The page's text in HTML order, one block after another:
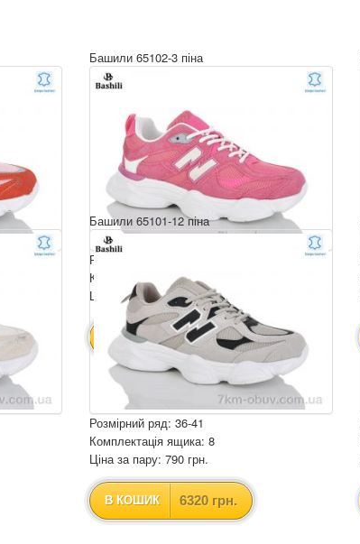
Башили 65102-3 піна
Розмірний ряд: 36-41
Комплектація ящика: 8
Ціна за пару: 790 грн.
В КОШИК 6320 грн.
Башили 65101-12 піна
Розмірний ряд: 36-41
Комплектація ящика: 8
Ціна за пару: 790 грн.
В КОШИК 6320 грн.